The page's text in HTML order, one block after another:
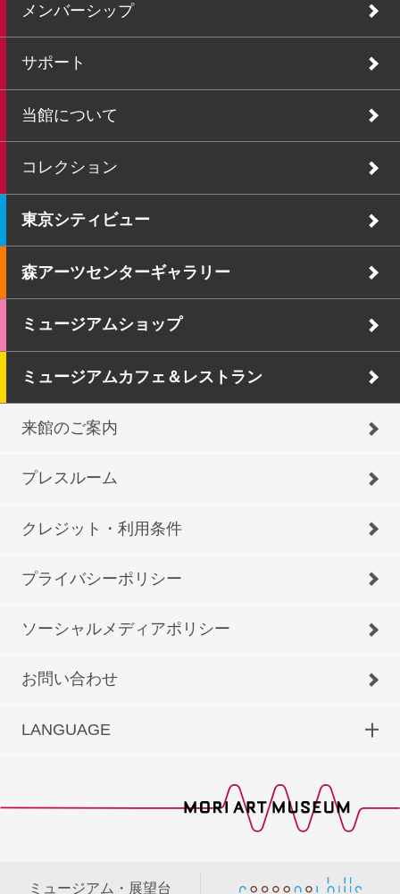
メンバーシップ
サポート
当館について
コレクション
東京シティビュー
森アーツセンターギャラリー
ミュージアムショップ
ミュージアムカフェ＆レストラン
来館のご案内
プレスルーム
クレジット・利用条件
プライバシーポリシー
ソーシャルメディアポリシー
お問い合わせ
LANGUAGE
ミュージアム・展望台